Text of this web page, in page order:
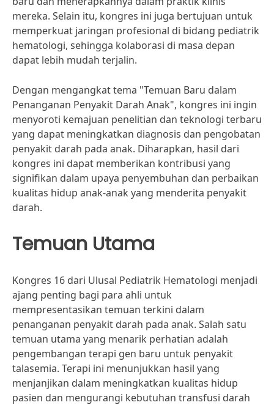
mereka. Selain itu, kongres ini juga bertujuan untuk
memperkuat jaringan profesional di bidang pediatrik
hematologi, sehingga kolaborasi di masa depan
dapat lebih mudah terjalin.
Dengan mengangkat tema "Temuan Baru dalam
Penanganan Penyakit Darah Anak", kongres ini ingin
menyoroti kemajuan penelitian dan teknologi terbaru
yang dapat meningkatkan diagnosis dan pengobatan
penyakit darah pada anak. Diharapkan, hasil dari
kongres ini dapat memberikan kontribusi yang
signifikan dalam upaya penyembuhan dan perbaikan
kualitas hidup anak-anak yang menderita penyakit
darah.
Temuan Utama
Kongres 16 dari Ulusal Pediatrik Hematologi menjadi
ajang penting bagi para ahli untuk
mempresentasikan temuan terkini dalam
penanganan penyakit darah pada anak. Salah satu
temuan utama yang menarik perhatian adalah
pengembangan terapi gen baru untuk penyakit
talasemia. Terapi ini menunjukkan hasil yang
menjanjikan dalam meningkatkan kualitas hidup
pasien dan mengurangi kebutuhan transfusi darah